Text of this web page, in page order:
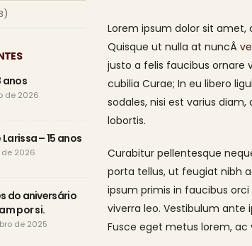
Lorem ipsum dolor sit
Quisque ut nulla at nuncÂ
justo a felis faucibus ornare
cubilia Curae; In eu libero
sodales, nisi est varius
lobortis.
Curabitur pellentesque
porta tellus, ut feugiat nibh
ipsum primis in faucibus
viverra leo. Vestibulum ante
Fusce eget metus lorem, ac
anos
de 2026
– 15 anos
de 2026
do aniversário
por si.
de 2025
Os 15 anos da Lívia
especiais do
25 de novembro de 2025
de amor e história!
15 de agosto de 2025
Toda debutante
o dia em que será a
da sua própria